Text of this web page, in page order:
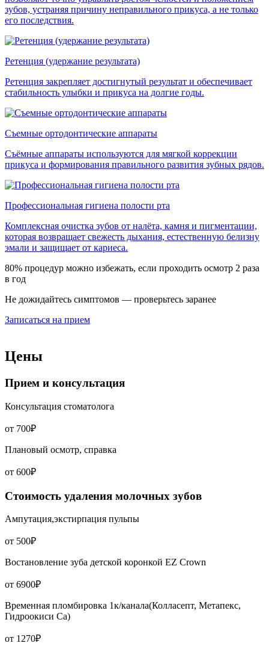
зубов, устраняя причину неправильного прикуса, а не только
его последствия.
Ретенция (удержание результата)
Ретенция закрепляет достигнутый результат и обеспечивает
стабильность улыбки и прикуса на долгие годы.
Съемные ортодонтические аппараты
Съёмные аппараты используются для мягкой коррекции
прикуса и формирования правильного развития зубных рядов.
Профессиональная гигиена полости рта
Комплексная очистка зубов от налёта, камня и пигментации,
которая возвращает свежесть дыхания, естественную белизну
эмали и защищает от кариеса.
80% процедур можно избежать, если проходить осмотр 2 раза
в год
Не дожидайтесь симптомов — проверьтесь заранее
Записаться на прием
Цены
Прием и консультация
Консультация стоматолога
от 700₽
Плановый осмотр, справка
от 600₽
Стоимость удаления молочных зубов
Ампутация,экстирпация пульпы
от 500₽
Востановление зуба детской коронкой EZ Crown
от 6900₽
Временная пломбировка 1к/канала(Колласепт, Метапекс,
Гидроокиси Са)
от 1270₽